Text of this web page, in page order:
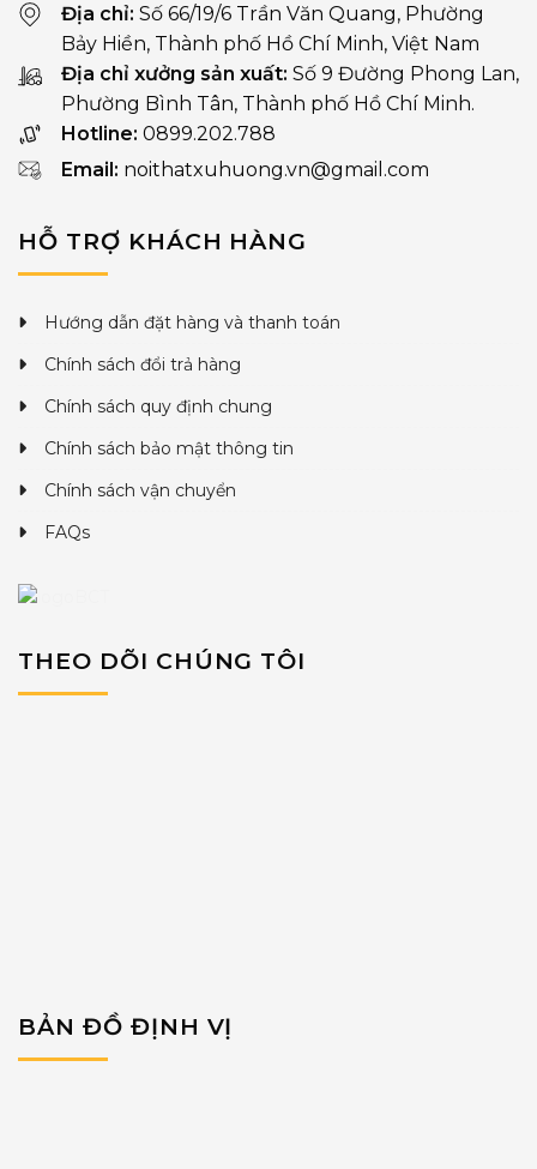
Địa chỉ: Số 66/19/6 Trần Văn Quang, Phường
Bảy Hiền, Thành phố Hồ Chí Minh, Việt Nam
Địa chỉ xưởng sản xuất: Số 9 Đường Phong Lan,
Phường Bình Tân, Thành phố Hồ Chí Minh.
Hotline: 0899.202.788
Email: noithatxuhuong.vn@gmail.com
HỖ TRỢ KHÁCH HÀNG
Hướng dẫn đặt hàng và thanh toán
Chính sách đổi trả hàng
Chính sách quy định chung
Chính sách bảo mật thông tin
Chính sách vận chuyển
FAQs
THEO DÕI CHÚNG TÔI
BẢN ĐỒ ĐỊNH VỊ